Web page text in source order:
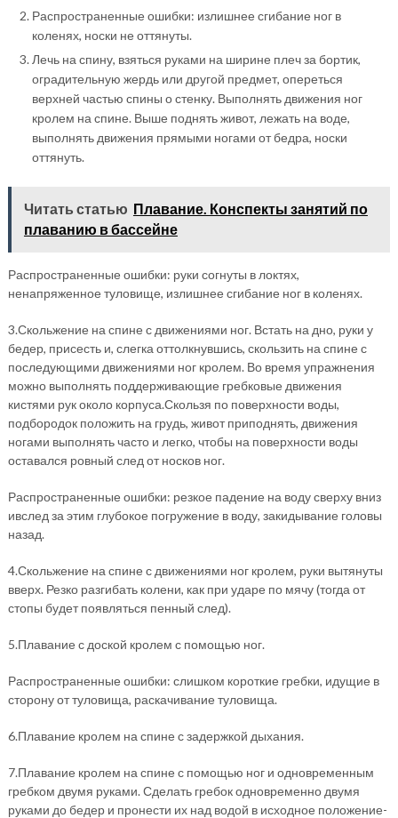
Распространенные ошибки: излишнее сгибание ног в
коленях, носки не оттянуты.
Лечь на спину, взяться руками на ширине плеч за бортик,
оградительную жердь или другой предмет, опереться
верхней частью спины о стенку. Выполнять движения ног
кролем на спине. Выше поднять живот, лежать на воде,
выполнять движения прямыми ногами от бедра, носки
оттянуть.
Читать статью Плавание. Конспекты занятий по
плаванию в бассейне
Распространенные ошибки: руки согнуты в локтях,
ненапряженное туловище, излишнее сгибание ног в коленях.
3.Скольжение на спине с движениями ног. Встать на дно, руки у
бедер, присесть и, слегка оттолкнувшись, скользить на спине с
последующими движениями ног кролем. Во время упражнения
можно выполнять поддерживающие гребковые движения
кистями рук около корпуса.Скользя по поверхности воды,
подбородок положить на грудь, живот приподнять, движения
ногами выполнять часто и легко, чтобы на поверхности воды
оставался ровный след от носков ног.
Распространенные ошибки: резкое падение на воду сверху вниз
ивслед за этим глубокое погружение в воду, закидывание головы
назад.
4.Скольжение на спине с движениями ног кролем, руки вытянуты
вверх. Резко разгибать колени, как при ударе по мячу (тогда от
стопы будет появляться пенный след).
5.Плавание с доской кролем с помощью ног.
Распространенные ошибки: слишком короткие гребки, идущие в
сторону от туловища, раскачивание туловища.
6.Плавание кролем на спине с задержкой дыхания.
7.Плавание кролем на спине с помощью ног и одновременным
гребком двумя руками. Сделать гребок одновременно двумя
руками до бедер и пронести их над водой в исходное положение-